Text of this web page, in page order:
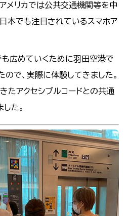
メリカでは公共交通機関等を中
本でも注目されているスマホア
も広めていくために羽田空港で
で、実際に体験してきました。
たアクセシブルコードとの共通
た。